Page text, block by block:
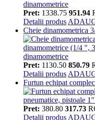
Pret: 1338.75 951.94
Detalii produs
Cheie dinamometrica
Pret: 1130.50 850.79
Detalii produs
Furtun echipat
Pret: 380.80 317.73
Detalii produs